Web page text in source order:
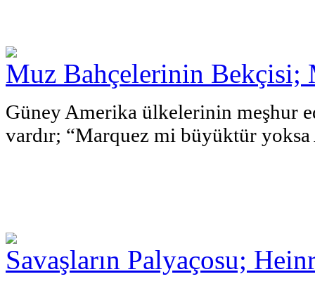
Muz Bahçelerinin Bekçisi;
Güney Amerika ülkelerinin meşhur
vardır; “Marquez mi büyüktür yoksa
Savaşların Palyaçosu;